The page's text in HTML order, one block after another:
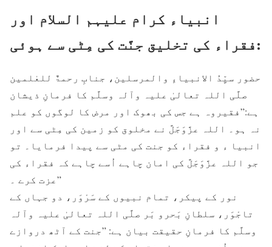
انبیاء کرام علیہم السلام اور
فقراء کی تخلیق جنَّت کی مِٹی سے ہوئی:
حضور سیِّدُ الانبیاءِ والمرسلین، جنابِ رحمۃٌ للعٰلمین
صلَّی اللہ تعالیٰ علیہ وآلہ وسلَّم کا فرمانِ ذیشان
ہے:”فقیروہ ہے جس کی بھوک اور مرض کا لوگوں کو علم
نہ ہو۔ اللہ عزَّوَجَلَّ نے مخلوق کو زمین کی مِٹی سے اور
انبیا ء و فقراء کو جنت کی مٹی سے پیدا فرمایا۔ تو
جو اللہ عزَّوَجَلَّ کی امان چاہے اُسے چاہے کہ فقراء کی
عزت کرے ۔”
نور کے پیکر، تمام نبیوں کے سَرْوَر، دو جہاں کے
تاجْوَر، سلطانِ بَحرو بَر صلَّی اللہ تعالیٰ علیہ وآلہ
وسلَّم کا فرمانِ حقیقت بیان ہے: ”جنت کے آٹھ دروازے